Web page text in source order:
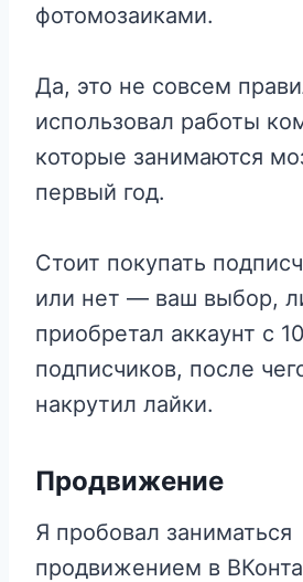
фотомозаиками.
Да, это не совсем
использовал работы
которые занимаются
первый год.
Стоит покупать
или нет — ваш выбор,
приобретал аккаунт с
подписчиков, после
накрутил лайки.
Продвижение
Я пробовал заниматься
продвижением в